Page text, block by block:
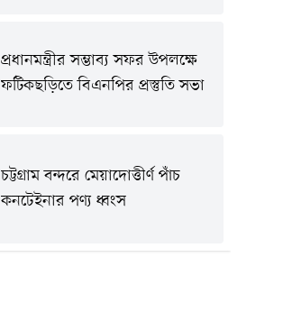
প্রধানমন্ত্রীর সম্ভাব্য সফর উপলক্ষে
ফটিকছড়িতে বিএনপির প্রস্তুতি সভা
চট্টগ্রাম বন্দরে মেয়াদোত্তীর্ণ পাঁচ
কনটেইনার পণ্য ধ্বংস